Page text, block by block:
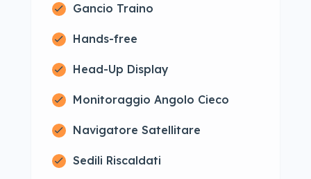
Gancio Traino
Hands-free
Head-Up Display
Monitoraggio Angolo Cieco
Navigatore Satellitare
Sedili Riscaldati